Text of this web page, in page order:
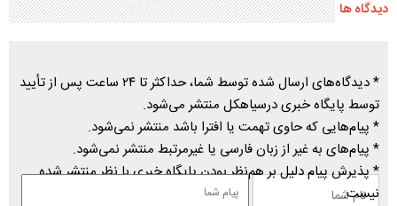
دیدگاه ها
* دیدگاه‌های ارسال شده توسط شما، حداکثر تا ۲۴ ساعت پس از تأیید
توسط پایگاه خبری درسیاهکل منتشر می‌شود.
* پیام‌هایی که حاوی تهمت یا افترا باشد منتشر نمی‌شود.
* پیام‌های به غیر از زبان فارسی یا غیرمرتبط منتشر نمی‌شود.
* پذیرش پیام دلیل بر هم‌نظر بودن پایگاه خبری با نظر منتشر شده
نیست.